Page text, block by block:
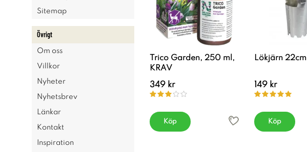
Sitemap
Övrigt
Om oss
Villkor
Nyheter
Nyhetsbrev
Länkar
Kontakt
Inspiration
Trico Garden, 250 ml,
KRAV
349 kr
Köp
Lökjärn 22cm
149 kr
Köp